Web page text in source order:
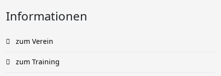
Informationen
zum Verein
zum Training